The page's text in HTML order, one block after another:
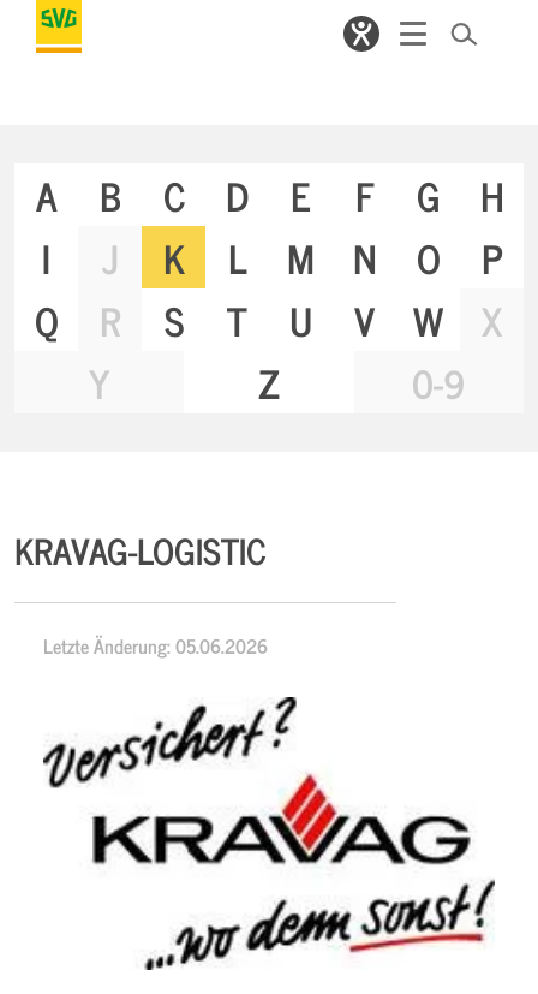
A B C D E F G
H
I
J K L M N O
P
Q
R S T U V W
X
Y
Z 0-9
KRAVAG-LOGISTIC
Letzte Änderung: 05.06.2026